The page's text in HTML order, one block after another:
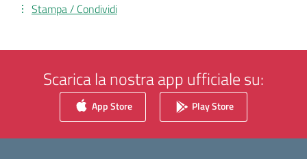
Stampa / Condividi
Scarica la nostra app ufficiale su:
App Store Play Store